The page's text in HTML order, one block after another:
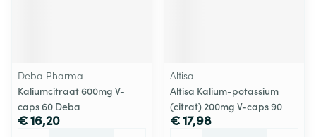
Deba Pharma
Kaliumcitraat 600mg V-
caps 60 Deba
€ 16,20
Altisa
Altisa Kalium-potassium
(citrat) 200mg V-caps 90
€ 17,98